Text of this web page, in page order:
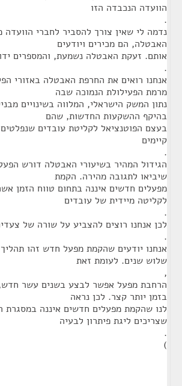
הוועדה הנכבדה הזו
.
נדמה לי שאין צורך להסביר לחברי הוועדה
האבטלה, הם מכירים ויודעים
אותם. זעקת האבטלה נשמעת, והמספרים
.
אנחנו רואים את החרפת האבטלה באזורי
מרמת הפעילולת הנמוכה שבה
נתון המשק הישראלי, המלווה בשינויים
בהיקף ההשקעות החדשות, שהם
בעצם הפוטנציאל לקליטת עובדים
קיימים
.
הגידול המהיר בשיעורי האבטלה דורש
שיביאו לתגובה מהירה. הקמת
מפעלים חדשים איננה בתחום טווח הזמן
לקליטה מיידית של עובדים
.
לכן אנחנו רוצים להצביע על שורה של
.
אנחנו יודעים שהקמת מפעל חדש זהו
שלוש שנים. לעומת זאת
,
הרחבת מפעל אפשר לבצע בשנים עשר חדש,
בזמן יותר קצר. לכן נראה
לנו שהקמת מפעלים חדשים איננה במסגרת
שצריכים ליגת פיתרון לבעיה
.
)